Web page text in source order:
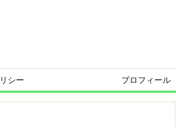
シー プロフィール